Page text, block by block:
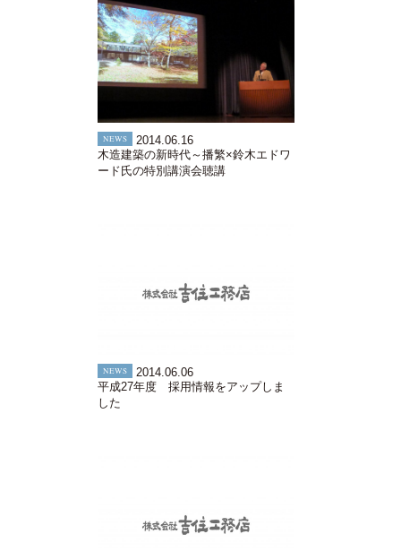
NEWS
2014.06.16
木造建築の新時代～播繁×鈴木エドワ
ード氏の特別講演会聴講
NEWS
2014.06.06
平成27年度 採用情報をアップしま
した